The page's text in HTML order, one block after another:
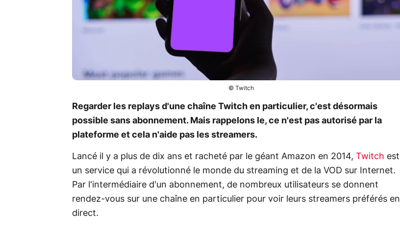
© Twitch
Regarder les replays d'une chaîne Twitch en particulier, c'est désormais
possible sans abonnement. Mais rappelons le, ce n'est pas autorisé par la
plateforme et cela n'aide pas les streamers.
Lancé il y a plus de dix ans et racheté par le géant Amazon en 2014, Twitch est
un service qui a révolutionné le monde du streaming et de la VOD sur Internet.
Par l'intermédiaire d'un abonnement, de nombreux utilisateurs se donnent
rendez-vous sur une chaîne en particulier pour voir leurs streamers préférés en
direct.